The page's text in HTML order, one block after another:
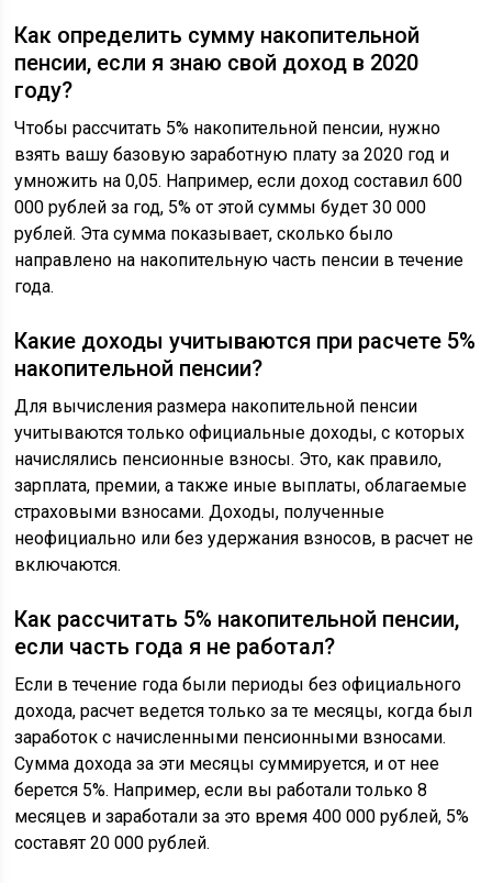
Как определить сумму накопительной
пенсии, если я знаю свой доход в 2020
году?
Чтобы рассчитать 5% накопительной пенсии, нужно
взять вашу базовую заработную плату за 2020 год и
умножить на 0,05. Например, если доход составил 600
000 рублей за год, 5% от этой суммы будет 30 000
рублей. Эта сумма показывает, сколько было
направлено на накопительную часть пенсии в течение
года.
Какие доходы учитываются при расчете 5%
накопительной пенсии?
Для вычисления размера накопительной пенсии
учитываются только официальные доходы, с которых
начислялись пенсионные взносы. Это, как правило,
зарплата, премии, а также иные выплаты, облагаемые
страховыми взносами. Доходы, полученные
неофициально или без удержания взносов, в расчет не
включаются.
Как рассчитать 5% накопительной пенсии,
если часть года я не работал?
Если в течение года были периоды без официального
дохода, расчет ведется только за те месяцы, когда был
заработок с начисленными пенсионными взносами.
Сумма дохода за эти месяцы суммируется, и от нее
берется 5%. Например, если вы работали только 8
месяцев и заработали за это время 400 000 рублей, 5%
составят 20 000 рублей.